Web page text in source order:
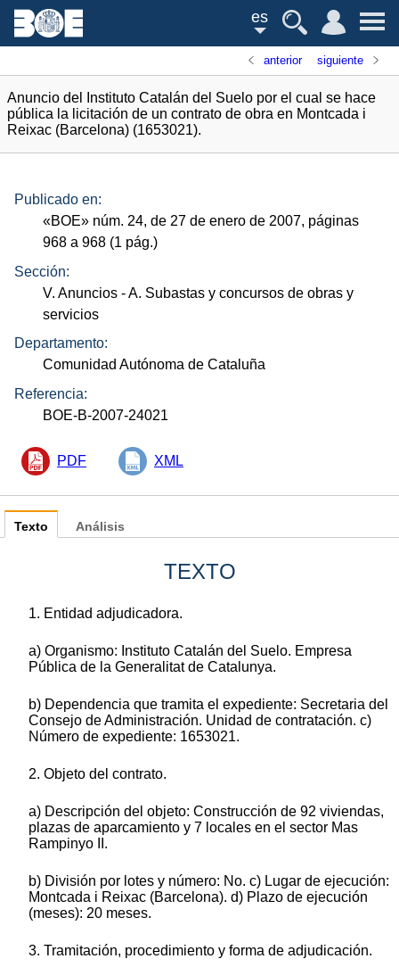
es
anterior siguiente
Anuncio del Instituto Catalán del Suelo por el cual se hace
pública la licitación de un contrato de obra en Montcada i
Reixac (Barcelona) (1653021).
Publicado en:
«BOE» núm. 24, de 27 de enero de 2007, páginas
968 a 968 (1 pág.)
Sección:
V. Anuncios - A. Subastas y concursos de obras y
servicios
Departamento:
Comunidad Autónoma de Cataluña
Referencia:
BOE-B-2007-24021
PDF XML
Texto
TEXTO
1. Entidad adjudicadora.
a) Organismo: Instituto Catalán del Suelo. Empresa
Pública de la Generalitat de Catalunya.
b) Dependencia que tramita el expediente: Secretaria del
Consejo de Administración. Unidad de contratación. c)
Número de expediente: 1653021.
2. Objeto del contrato.
a) Descripción del objeto: Construcción de 92 viviendas,
plazas de aparcamiento y 7 locales en el sector Mas
Rampinyo II.
b) División por lotes y número: No. c) Lugar de ejecución:
Montcada i Reixac (Barcelona). d) Plazo de ejecución
(meses): 20 meses.
3. Tramitación, procedimiento y forma de adjudicación.
Análisis